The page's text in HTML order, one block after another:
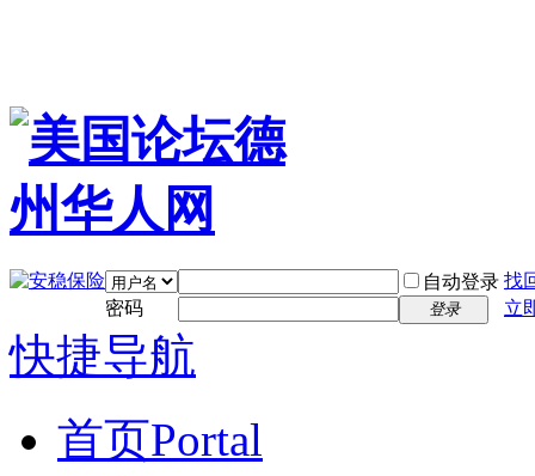
自动登录 找
密码
登录 立
快捷导航
首页Portal